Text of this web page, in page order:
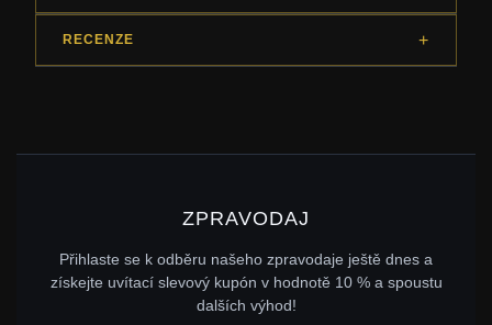
RECENZE
ZPRAVODAJ
Přihlaste se k odběru našeho zpravodaje ještě dnes a
získejte uvítací slevový kupón v hodnotě 10 % a spoustu
dalších výhod!